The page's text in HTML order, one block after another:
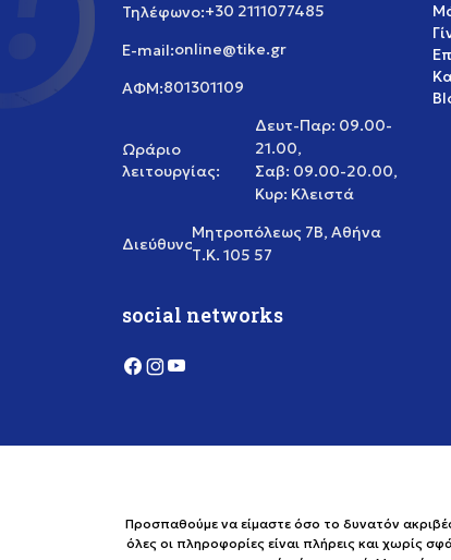
Τηλέφωνο:+30 2111077485
E-mail:online@tike.gr
ΑΦΜ:801301109
Ωράριο
λειτουργίας:
Δευτ-Παρ: 09.00-
21.00,
Σαβ: 09.00-20.00,
Κυρ: Κλειστά
Διεύθυνση:
Μητροπόλεως 7Β, Αθήνα
Τ.Κ. 105 57
social networks
Προσπαθούμε να είμαστε όσο το δυνατόν
όλες οι πληροφορίες είναι πλήρεις και χωρίς